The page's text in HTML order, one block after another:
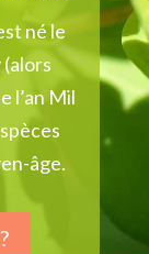
né le
l’an Mil
âge.